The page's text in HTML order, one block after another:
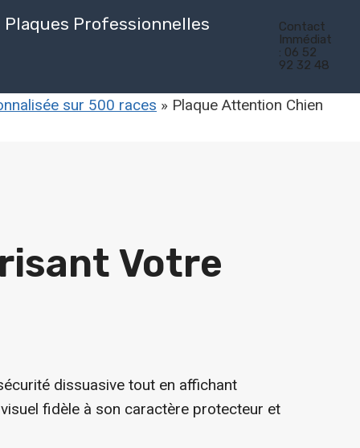
Plaques Professionnelles
Contact
Immédiat
: 06 52
92 32 48
sur 500 races » Plaque Attention Chien
Votre
dissuasive tout en affichant
fidèle à son caractère protecteur et